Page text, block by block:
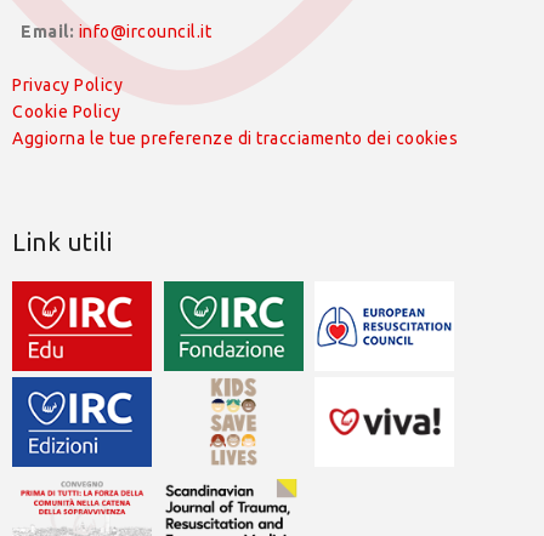
Email: info@ircouncil.it
Privacy Policy
Cookie Policy
Aggiorna le tue preferenze di tracciamento dei cookies
Link utili